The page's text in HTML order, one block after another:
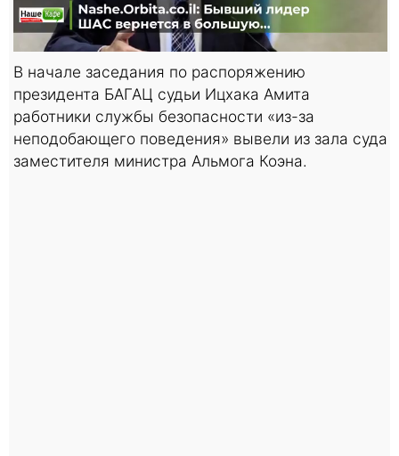
В начале заседания по распоряжению
президента БАГАЦ судьи Ицхака Амита
работники службы безопасности «из-за
неподобающего поведения» вывели из зала суда
заместителя министра Альмога Коэна.